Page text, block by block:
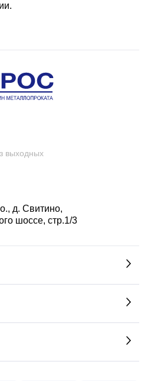
выходных
д. Свитино,
шоссе, стр.1/3